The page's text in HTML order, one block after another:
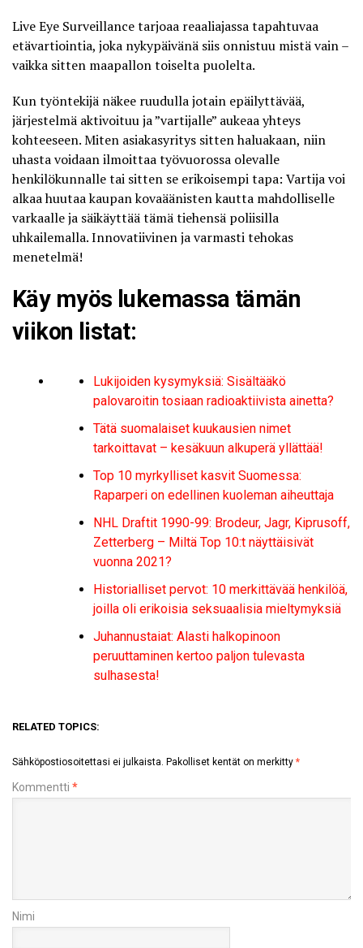
Live Eye Surveillance tarjoaa reaaliajassa tapahtuvaa
etävartiointia, joka nykypäivänä siis onnistuu mistä vain –
vaikka sitten maapallon toiselta puolelta.
Kun työntekijä näkee ruudulla jotain epäilyttävää,
järjestelmä aktivoituu ja ”vartijalle” aukeaa yhteys
kohteeseen. Miten asiakasyritys sitten haluakaan, niin
uhasta voidaan ilmoittaa työvuorossa olevalle
henkilökunnalle tai sitten se erikoisempi tapa: Vartija voi
alkaahuutaa kaupan kovaäänisten kautta mahdolliselle
varkaalleja säikäyttää tämä tiehensä poliisilla
uhkailemalla. Innovatiivinen ja varmasti tehokas
menetelmä!
Käy myös lukemassa tämän
viikon listat:
Lukijoiden kysymyksiä: Sisältääkö
palovaroitin tosiaan radioaktiivista ainetta?
Tätä suomalaiset kuukausien nimet
tarkoittavat – kesäkuun alkuperä yllättää!
Top 10 myrkylliset kasvit Suomessa:
Raparperi on edellinen kuoleman aiheuttaja
NHL Draftit 1990-99: Brodeur, Jagr, Kiprusoff,
Zetterberg – Miltä Top 10:t näyttäisivät
vuonna 2021?
Historialliset pervot: 10 merkittävää henkilöä,
joilla oli erikoisia seksuaalisia mieltymyksiä
Juhannustaiat: Alasti halkopinoon
peruuttaminen kertoo paljon tulevasta
sulhasesta!
RELATED TOPICS:
Sähköpostiosoitettasi ei julkaista. Pakolliset kentät on merkitty *
Kommentti *
Nimi